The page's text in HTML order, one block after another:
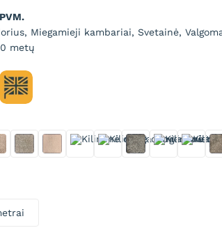
Miegamieji kambariai, Svetainė,
metų
GardeniaHessianJava Moon Shimmer
Nordic SkyObsession
Pearl